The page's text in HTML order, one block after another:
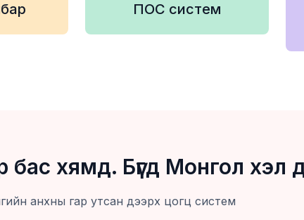
ПОС систем
бас хямд. Бүгд Монгол хэл
анхны гар утсан дээрх цогц систем